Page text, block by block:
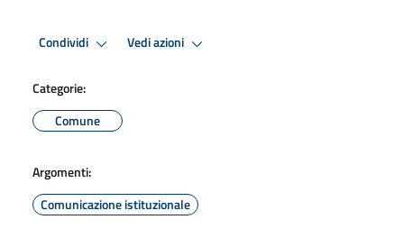
Condividi Vedi azioni
Categorie:
Comune
Argomenti:
Comunicazione istituzionale